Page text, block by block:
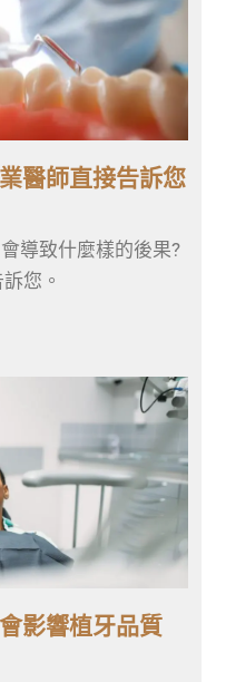
醫師直接告訴您
導致什麼樣的後果?
您。
影響植牙品質